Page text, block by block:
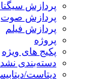
پردازش
پردازش صوت
پردازش فیلم
پروژه
پکیج های ویژه
دسته‌بندی
دیتاست/